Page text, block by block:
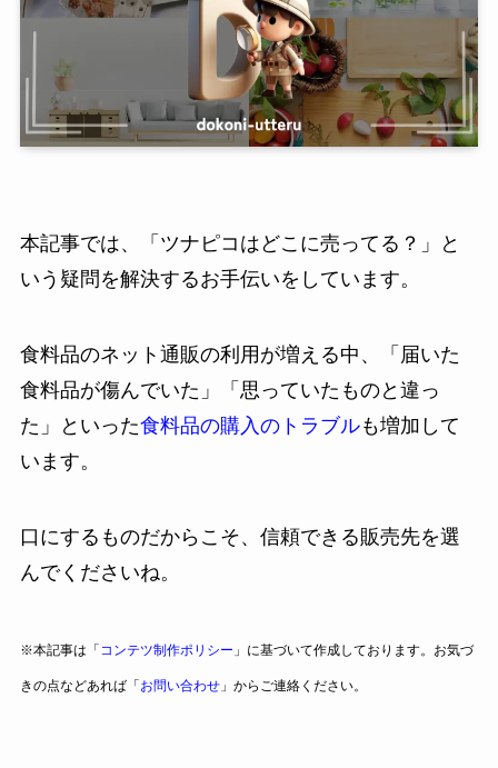
本記事では、「ツナピコはどこに売ってる？」と
いう疑問を解決するお手伝いをしています。
食料品のネット通販の利用が増える中、「届いた
食料品が傷んでいた」「思っていたものと違っ
た」といった食料品の購入のトラブルも増加して
います。
口にするものだからこそ、信頼できる販売先を選
んでくださいね。
※本記事は「 コンテツ制作ポリシー 」に基づいて作成しております。お気づ
きの点などあれば「お問い合わせ」からご連絡ください。